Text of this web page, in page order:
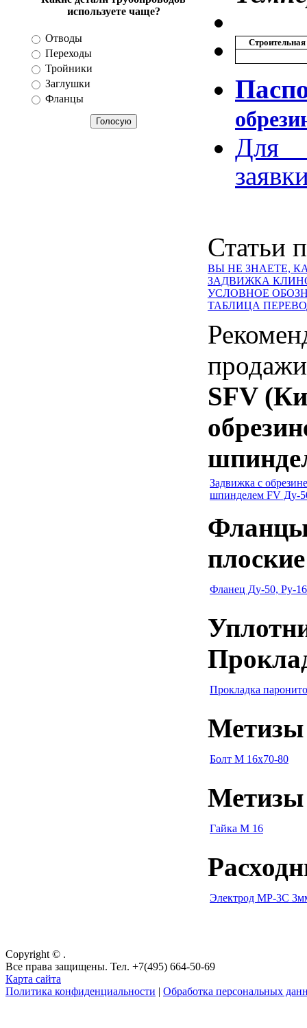
используете чаще?
Отводы
Переходы
Тройники
Заглушки
Фланцы
Для
Статьи
ВЫ НЕ ЗНАЕТЕ,
ЗАДВИЖКА
УСЛОВНОЕ
ТАБЛИЦА
продажи
SFV
Задвижка с
шпинделем FV Ду-
Фланец Ду-50, Ру-16
Прокладка
Болт М 16х70-80
Метизы
Гайка М 16
Электрод МР-3С
Copyright © .
Все права защищены. Тел. +7(495) 664-50-69
Карта сайта
Политика конфиденциальности | Обработка персональных